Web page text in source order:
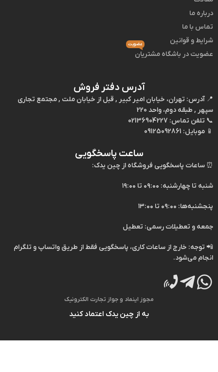
درباره ما
تماس با ما
شرایط و قوانین
عضویت در باشگاه مشتریان
عضویت
آدرس دفتر فروش
📍 آدرس: تهران، خیابان امیر کبیر , قبل از خیابان ملت , مجتمع تجاری
سپهر , طبقه دوم، واحد 220
📞 تلفن تماس:
📱 موبایل:
ساعت پاسخگویی
⏰ ساعات پاسخگویی فروشگاه از چین یدک:
شنبه تا چهارشنبه: ۰۹:۰۰ تا ۱۹:۰۰
پنجشنبه‌ها: ۰۹:۰۰ تا ۱۳:۰۰
جمعه و تعطیلات رسمی: تعطیل
📲 توجه: خارج از ساعات کاری، پاسخگویی فقط از طریق واتساپ و تلگرام
انجام می‌شود.
مجوز اینماد و جواز تجارت الکترونیک
به از چین یدک اعتماد کنید